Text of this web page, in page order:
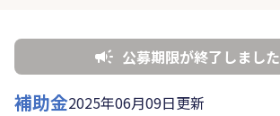
公募期限が終了しました
補助金2025年06月09日更新